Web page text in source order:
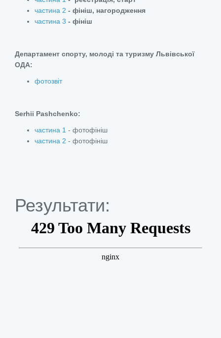
частина 2 - фініш, нагородження
частина 3 - фініш
Департамент спорту, молоді та туризму Львівської
ОДА:
фотозвіт
Serhii Pashchenko:
частина 1 - фотофініш
частина 2 - фотофініш
Результати: